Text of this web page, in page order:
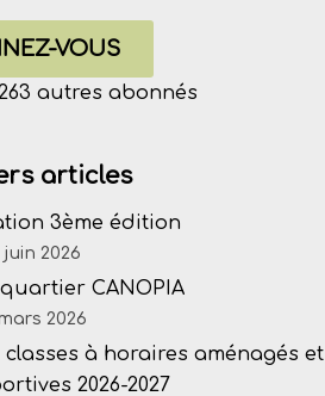
VOUS
autres abonnés
articles
3ème édition
juin 2026
CANOPIA
2026
à horaires aménagés et
2026-2027